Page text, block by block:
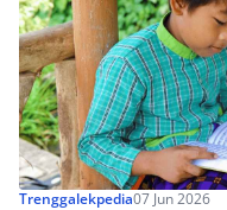
Trenggalekpedia07 Jun 2026